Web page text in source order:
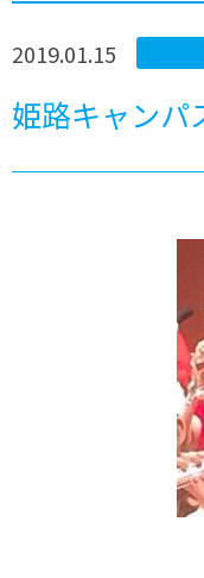
2019.01.15
姫路キャンパ